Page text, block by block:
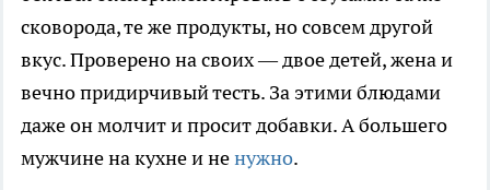
сковорода, те же продукты, но совсем другой
вкус. Проверено на своих — двое детей, жена и
вечно придирчивый тесть. За этими блюдами
даже он молчит и просит добавки. А большего
мужчине на кухне и ненужно.